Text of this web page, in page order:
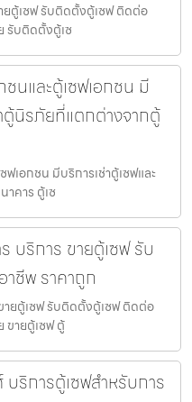
ยตู้เซฟ รับติดตั้งตู้เซฟ ติดต่อ
รับติดตั้งตู้เซ
นและตู้เซฟเอกชน มี
ตู้นิรภัยที่แตกต่างจากตู้
เอกชน มีบริการเช่าตู้เซฟและ
คาร ตู้เซ
บริการ ขายตู้เซฟ รับ
ชีพ ราคาถูก
ายตู้เซฟ รับติดตั้งตู้เซฟ ติดต่อ
ขายตู้เซฟ ตู้
ริการตู้เซฟสำหรับการ